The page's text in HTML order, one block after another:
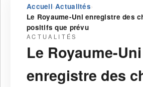
Accueil›Actualités›
Le Royaume-Uni enregistre des
positifs que prévu
ACTUALITÉS
Le Royaume-Uni
enregistre des